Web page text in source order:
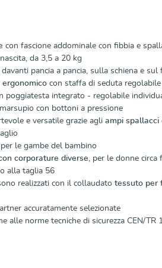
con fascione addominale con fibbia e
da 3,5 a 20 kg
davanti pancia a pancia, sulla schiena e sul
ergonomico con staffa di seduta
poggiatesta integrato - regolabile
con bottoni a pressione
e versatile grazie agli ampi spallacci
le gambe del bambino
corporature diverse , per le donne
alla taglia 56
realizzati con il collaudato tessuto per
accuratamente selezionate
alle norme tecniche di sicurezza CEN/TR